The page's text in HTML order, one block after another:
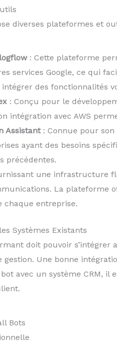
diverses plateformes et
: Cette plateforme
services Google, ce qui
des fonctionnalités
: Conçu pour le
intégration avec AWS
Assistant: Connue pour son
ayant des besoins
précédentes.
une infrastructure
La plateforme
chaque entreprise.
Systèmes Existants
doit pouvoir s’intégrer
gestion. Une bonne
avec un système CRM, il
Bots